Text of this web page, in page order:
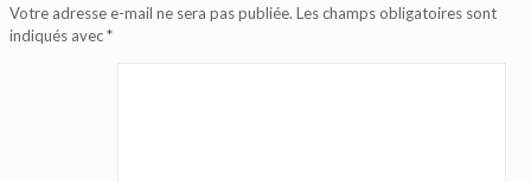
Votre adresse e-mail ne sera pas publiée. Les champs obligatoires sont
indiqués avec*